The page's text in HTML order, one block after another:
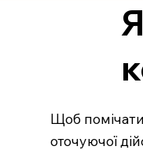
Щоб помічати
оточуючої